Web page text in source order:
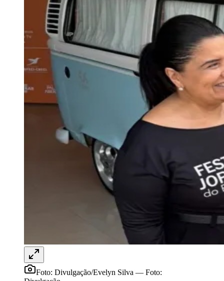
Anuncie Aqui
Seguir min de leitura
Eldo Gomes mostra Festival de
Jornalismo Prêmio Engenho
Redação Jornal de Barueri
01 de junho de 2026 às 13:39